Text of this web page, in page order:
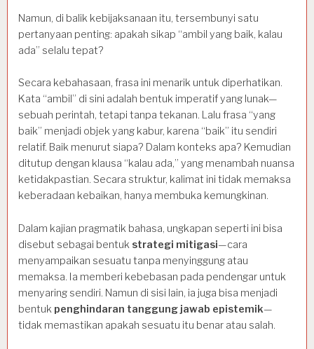
Namun, di balik kebijaksanaan itu, tersembunyi satu
pertanyaan penting: apakah sikap “ambil yang baik, kalau
ada” selalu tepat?
Secara kebahasaan, frasa ini menarik untuk diperhatikan.
Kata “ambil” di sini adalah bentuk imperatif yang lunak—
sebuah perintah, tetapi tanpa tekanan. Lalu frasa “yang
baik” menjadi objek yang kabur, karena “baik” itu sendiri
relatif. Baik menurut siapa? Dalam konteks apa? Kemudian
ditutup dengan klausa “kalau ada,” yang menambah nuansa
ketidakpastian. Secara struktur, kalimat ini tidak memaksa
keberadaan kebaikan, hanya membuka kemungkinan.
Dalam kajian pragmatik bahasa, ungkapan seperti ini bisa
disebut sebagai bentuk strategi mitigasi—cara
menyampaikan sesuatu tanpa menyinggung atau
memaksa. Ia memberi kebebasan pada pendengar untuk
menyaring sendiri. Namun di sisi lain, ia juga bisa menjadi
bentuk penghindaran tanggung jawab epistemik—
tidak memastikan apakah sesuatu itu benar atau salah.